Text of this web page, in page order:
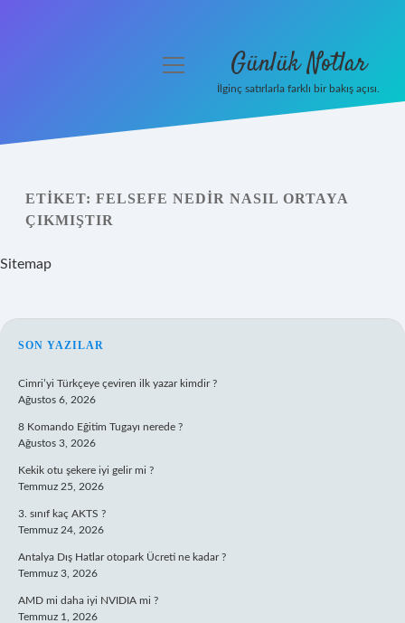
Yasal Uyarı
menüyü
Günlük Notlar
İlginç satırlarla farklı bir bakış açısı.
ETIKET: FELSEFE NEDIR NASIL ORTAYA
ÇIKMIŞTIR
Sitemap
SIDEBAR
SON YAZILAR
Cimri’yi Türkçeye çeviren ilk yazar kimdir ?
Ağustos 6, 2026
8 Komando Eğitim Tugayı nerede ?
Ağustos 3, 2026
Kekik otu şekere iyi gelir mi ?
Temmuz 25, 2026
3. sınıf kaç AKTS ?
Temmuz 24, 2026
Antalya Dış Hatlar otopark Ücreti ne kadar ?
Temmuz 3, 2026
AMD mi daha iyi NVIDIA mi ?
Temmuz 1, 2026